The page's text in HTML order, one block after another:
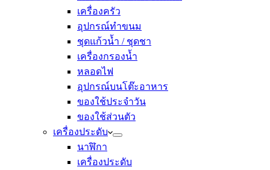
เครื่องครัว
อุปกรณ์ทำขนม
ชุดแก้วน้ำ / ชุดชา
เครื่องกรองน้ำ
หลอดไฟ
อุปกรณ์บนโต๊ะอาหาร
ของใช้ประจำวัน
ของใช้ส่วนตัว
เครื่องประดับ
นาฬิกา
เครื่องประดับ